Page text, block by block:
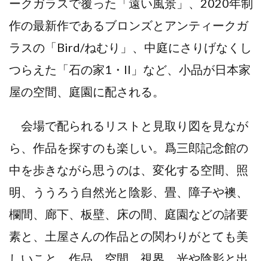
ークガラスで覆った「遠い風景」、2020年制
作の最新作であるブロンズとアンティークガ
ラスの「Bird/ねむり」、中庭にさりげなくし
つらえた「石の家1・II」など、小品が日本家
屋の空間、庭園に配される。
会場で配られるリストと見取り図を見なが
ら、作品を探すのも楽しい。爲三郎記念館の
中を歩きながら思うのは、変化する空間、照
明、ううろう自然光と陰影、畳、障子や襖、
欄間、廊下、板壁、床の間、庭園などの諸要
素と、土屋さんの作品との関わりがとても美